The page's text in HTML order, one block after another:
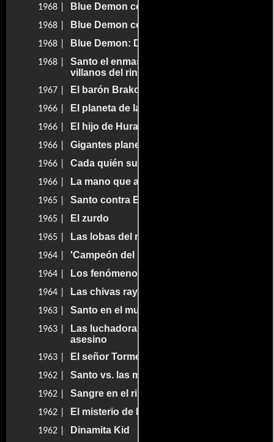
1968 | Blue Demon contra las diabólicas
1968 | Blue Demon contra cerebros infernales
1968 | Blue Demon: Destructor of Spies
1968 |
Santo el enmascarado de plata vs los
villanos del ring
1967 | El barón Brakola
1966 | El planeta de las mujeres invasoras
1966 | El hijo de Huracán Ramírez
1966 | Gigantes planetarios
1966 | Cada quién su lucha
1966 | La mano que aprieta
1965 | Santo contra El Estrangulador
1965 | El zurdo
1965 | Las lobas del ring
1964 | 'Campeón del barrio' (Su última canción)
1964 | Los fenómenos del futbol
1964 | Las chivas rayadas
1963 | Santo en el museo de cera
1963 |
Las luchadoras contra el médico
asesino
1963 | El señor Tormenta
1962 | Santo vs. las mujeres vampiro
1962 | Sangre en el ring
1962 | El misterio de Huracán Ramírez
1962 | Dinamita Kid